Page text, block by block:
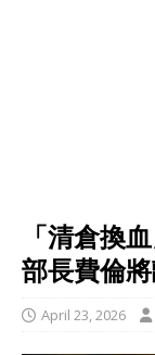
「清倉換
部長費倫
April 23, 2026